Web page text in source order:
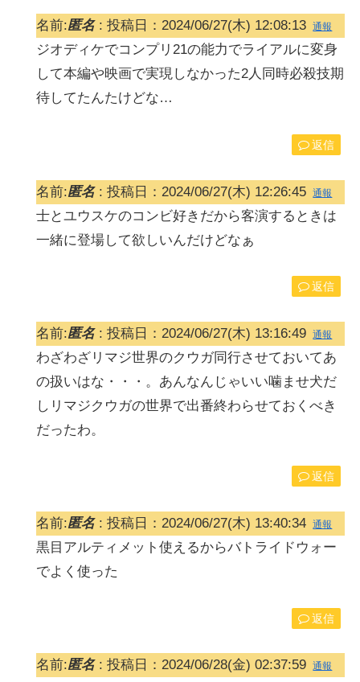
名前:匿名: 投稿日：2024/06/27(木) 12:08:13 通報
ジオディケでコンプリ21の能力でライアルに変身
して本編や映画で実現しなかった2人同時必殺技期
待してたんたけどな…
返信
名前:匿名: 投稿日：2024/06/27(木) 12:26:45 通報
士とユウスケのコンビ好きだから客演するときは
一緒に登場して欲しいんだけどなぁ
返信
名前:匿名: 投稿日：2024/06/27(木) 13:16:49 通報
わざわざリマジ世界のクウガ同行させておいてあ
の扱いはな・・・。あんなんじゃいい噛ませ犬だ
しリマジクウガの世界で出番終わらせておくべき
だったわ。
返信
名前:匿名: 投稿日：2024/06/27(木) 13:40:34 通報
黒目アルティメット使えるからバトライドウォー
でよく使った
返信
名前:匿名: 投稿日：2024/06/28(金) 02:37:59 通報